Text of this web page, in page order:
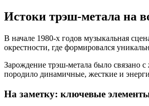
Истоки трэш-метала на
В начале 1980-х годов музыкальная
окрестности, где формировался
Зарождение трэш-метала было связано
породило динамичные, жесткие и
На заметку: ключевые